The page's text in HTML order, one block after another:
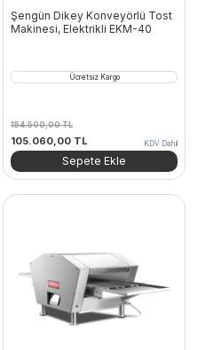
Şengün Dikey Konveyörlü Tost
Makinesi, Elektrikli EKM-40
Ücretsiz Kargo
154.500,00TL
Orijinal
fiyat:
154.500,00 TL.
105.060,00 TL
andaki
fiyat:
KDV Dahil
Sepete Ekle